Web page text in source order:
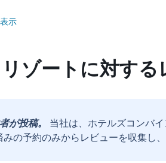
示
ゾートに対する
が投稿。
当社は、ホテルズコンバ
の予約のみからレビューを収集し、